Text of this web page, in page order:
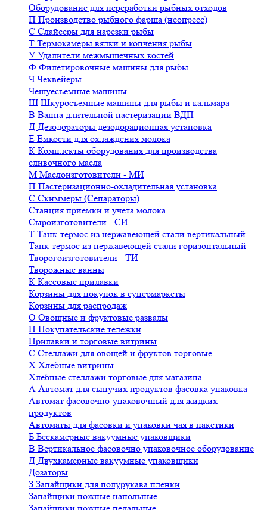
Оборудование для переработки рыбных отходов
П Производство рыбного фарша (неопресс)
С Слайсеры для нарезки рыбы
Т Термокамеры вялки и копчения рыбы
У Удалители межмышечных костей
Ф Филетировочные машины для рыбы
ЧЧеквейеры
Чешуесъёмные машины
Ш Шкуросъемные машины для рыбы и кальмара
В Ванна длительной пастеризации ВДП
Д Дезодораторы дезодорационная установка
Е Емкости для охлаждения молока
К Комплекты оборудования для производства
сливочного масла
М Маслоизготовители - МИ
П Пастеризационно-охладительная установка
С Скиммеры (Сепараторы)
Станция приемки и учета молока
Сыроизготовители - СИ
Т Танк-термос из нержавеющей стали вертикальный
Танк-термос из нержавеющей стали горизонтальный
Творогоизготовители - ТИ
Творожные ванны
К Кассовые прилавки
Корзины для покупок в супермаркеты
Корзины для распродаж
О Овощные и фруктовые развалы
П Покупательские тележки
Прилавки и торговые витрины
С Стеллажи для овощей и фруктов торговые
Х Хлебные витрины
Хлебные стеллажи торговые для магазина
А Автомат для сыпучих продуктов фасовка упаковка
Автомат фасовочно-упаковочный для жидких
продуктов
Автоматы для фасовки и упаковки чая в пакетики
Б Бескамерные вакуумные упаковщики
В Вертикальное фасовочно упаковочное оборудование
Д Двухкамерные вакуумные упаковщики
Дозаторы
З Запайщики для полурукава пленки
Запайщики ножные напольные